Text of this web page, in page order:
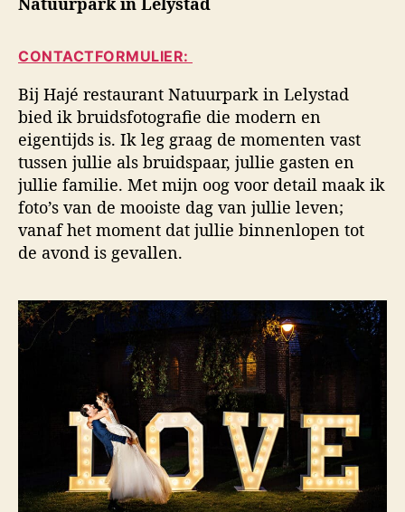
i
f
o
t
o
g
r
a
f
i
e
t
u
r
m
CONTACTFORMULIER:
Bij Hajé restaurant Natuurpark in Lelystad
bied ik bruidsfotografie die modern en
eigentijds is. Ik leg graag de momenten vast
tussen jullie als bruidspaar, jullie gasten en
jullie familie. Met mijn oog voor detail maak ik
foto’s van de mooiste dag van jullie leven;
vanaf het moment dat jullie binnenlopen tot
de avond is gevallen.